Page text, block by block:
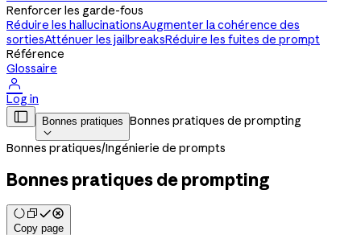
Renforcer les garde-fous
Réduire les hallucinationsAugmenter la cohérence des
sortiesAtténuer les jailbreaksRéduire les fuites de prompt
Référence
Glossaire

Log in
 Bonnes pratiques

Bonnes pratiques de prompting
Bonnes pratiques/Ingénierie de prompts
Bonnes pratiques de prompting
Copy page